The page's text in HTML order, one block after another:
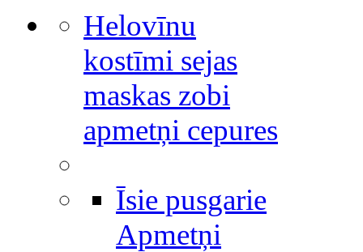
Helovīnu
kostīmi sejas
maskas zobi
apmetņi cepures
Īsie pusgarie
Apmetņi